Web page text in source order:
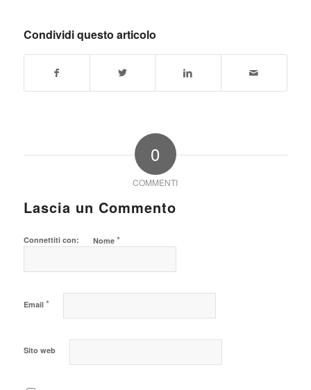
Condividi questo articolo
0
COMMENTI
Lascia un Commento
Connettiti con: Nome *
Email *
Sito web